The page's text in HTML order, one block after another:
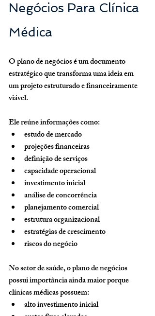
Negócios Para Clínica
Médica
O plano de negócios é um documento
estratégico que transforma uma ideia em
um projeto estruturado e financeiramente
viável.
Ele reúne informações como:
estudo de mercado
projeções financeiras
definição de serviços
capacidade operacional
investimento inicial
análise de concorrência
planejamento comercial
estrutura organizacional
estratégias de crescimento
riscos do negócio
No setor de saúde, o plano de negócios
possui importância ainda maior porque
clínicas médicas possuem:
alto investimento inicial